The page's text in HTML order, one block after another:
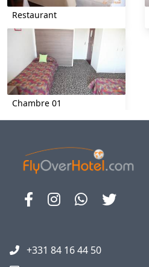
Restaurant
Chambre 01
+331 84 16 44 50